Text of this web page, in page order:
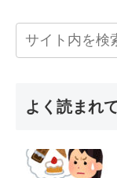
よく読まれ